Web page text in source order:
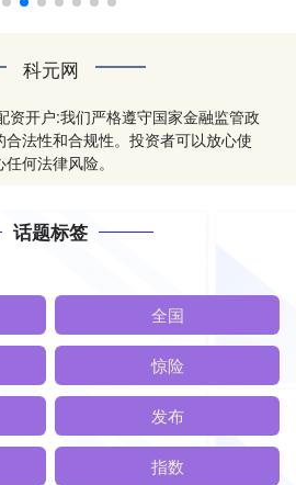
科元网
资开户:我们严格遵守国家金融监管政
法性和合规性。投资者可以放心使
何法律风险。
话题标签
全国
惊险
发布
指数